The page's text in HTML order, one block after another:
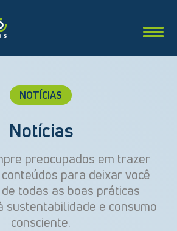
NOTÍCIAS
Notícias
preocupados em trazer
para deixar você
todas as boas práticas
sustentabilidade e consumo
consciente.